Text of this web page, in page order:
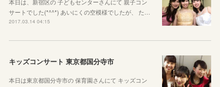
本日は、新宿区の 子どもセンターさんにて 親子コン
サートでした(*^^*) あいにくの空模様でしたが、 た…
2017.03.14 04:15
キッズコンサート 東京都国分寺市
本日は東京都国分寺市の 保育園さんにて キッズコン